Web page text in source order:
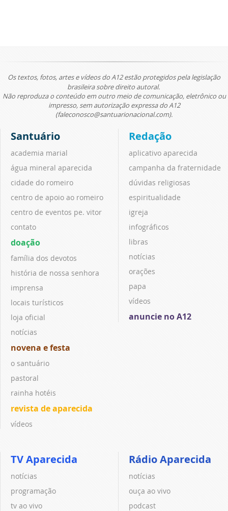
Os textos, fotos, artes e vídeos do A12 estão protegidos pela legislação
brasileira sobre direito autoral.
Não reproduza o conteúdo em outro meio de comunicação, eletrônico ou
impresso, sem autorização expressa do A12
(faleconosco@santuarionacional.com).
Santuário
academia marial
água mineral aparecida
cidade do romeiro
centro de apoio ao romeiro
centro de eventos pe. vitor
contato
doação
família dos devotos
história de nossa senhora
imprensa
locais turísticos
loja oficial
notícias
novena e festa
o santuário
pastoral
rainha hotéis
revista de aparecida
vídeos
Redação
aplicativo aparecida
campanha da fraternidade
dúvidas religiosas
espiritualidade
igreja
infográficos
libras
notícias
orações
papa
vídeos
anuncie no A12
TV Aparecida
notícias
programação
tv ao vivo
Rádio Aparecida
notícias
ouça ao vivo
podcast